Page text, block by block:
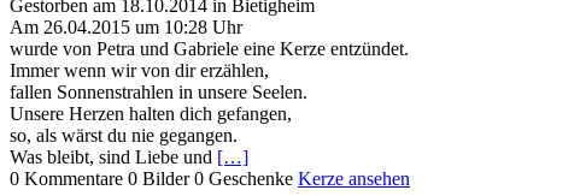
Gestorben am 18.10.2014 in Bietigheim
Am 26.04.2015 um 10:28 Uhr
wurde von Petra und Gabriele eine Kerze entzündet.
Immer wenn wir von dir erzählen,
fallen Sonnenstrahlen in unsere Seelen.
Unsere Herzen halten dich gefangen,
so, als wärst du nie gegangen.
Was bleibt, sind Liebe und […]
0 Kommentare 0 Bilder 0 Geschenke Kerze ansehen